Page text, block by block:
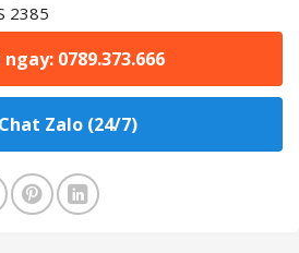
2385
ngay: 0789.373.666
Chat Zalo (24/7)